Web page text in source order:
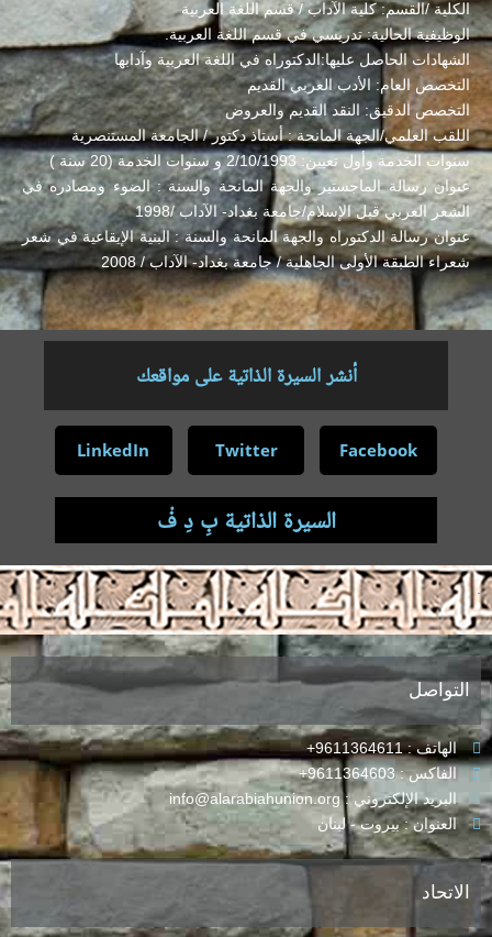
الكلية /القسم: كلية الآداب / قسم اللغة العربية
الوظيفية الحالية: تدريسي في قسم اللغة العربية.
الشهادات الحاصل عليها:الدكتوراه في اللغة العربية وآدابها
التخصص العام: الأدب العربي القديم
التخصص الدقيق: النقد القديم والعروض
اللقب العلمي/الجهة المانحة : أستاذ دكتور / الجامعة المستنصرية
سنوات الخدمة وأول تعيين: 2/10/1993 و سنوات الخدمة (20 سنة )
عنوان رسالة الماجستير والجهة المانحة والسنة : الضوء ومصادره في
الشعر العربي قبل الإسلام/جامعة بغداد- الآداب /1998
عنوان رسالة الدكتوراه والجهة المانحة والسنة : البنية الإيقاعية في شعر
شعراء الطبقة الأولى الجاهلية / جامعة بغداد- الآداب / 2008
أنشر السيرة الذاتية على مواقعك
Facebook
Twitter
LinkedIn
السيرة الذاتية بِ دِ فْ
.
التواصل
الهاتف : 9611364611+
الفاكس : 9611364603+
البريد الإلكتروني : info@alarabiahunion.org
العنوان : بيروت - لبنان
الاتحاد